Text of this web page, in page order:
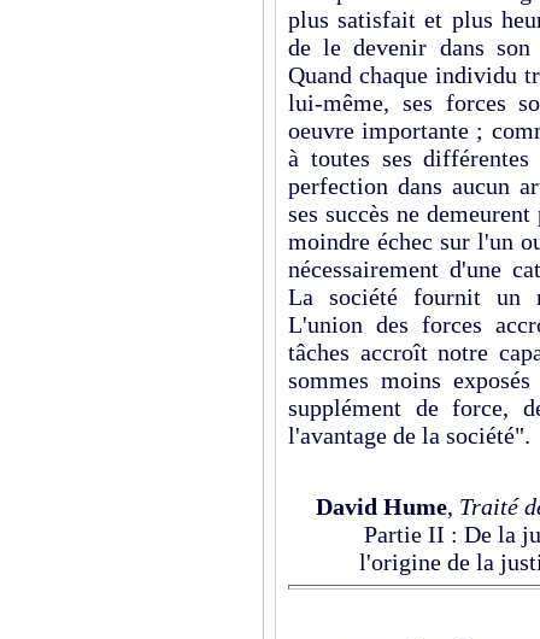
plus satisfait et plus
de le devenir dans
Quand chaque individu
lui-même, ses forces
oeuvre importante ;
à toutes ses
perfection dans aucun
ses succès ne
moindre échec sur l'un
nécessairement d'une
La société fournit un
L'union des forces
tâches accroît notre
sommes moins
supplément de force,
l'avantage de la société".
David Hume, Traité
Partie II : De la
l'origine de la